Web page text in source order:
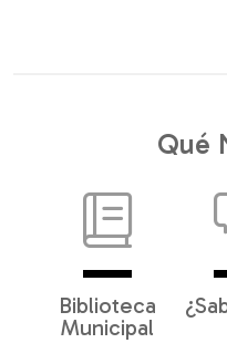
Qué
Biblioteca
Municipal